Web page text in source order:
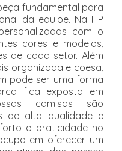
fundamental para
da equipe. Na HP
com o
cores e modelos,
de cada setor. Além
organizada e coesa,
pode ser uma forma
fica exposta em
camisas são
de alta qualidade e
e praticidade no
em oferecer um